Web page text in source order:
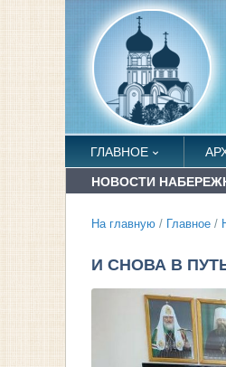
ГЛАВНОЕ
НОВОСТИ
На главную / Главное /
И СНОВА В